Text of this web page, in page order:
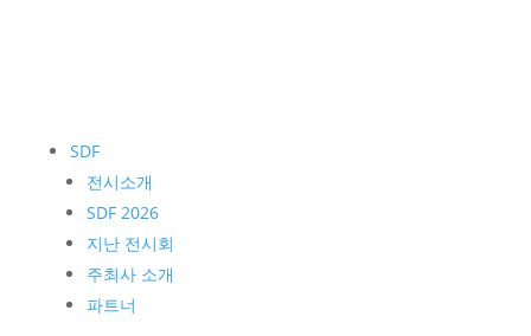
SDF
전시소개
SDF 2026
지난 전시회
주최사 소개
파트너